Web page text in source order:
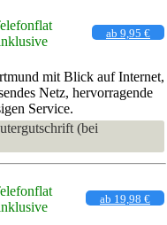
ab 9,95 €
mit Blick auf Internet,
Netz, hervorragende
Service.
(bei
ab 19,98 €